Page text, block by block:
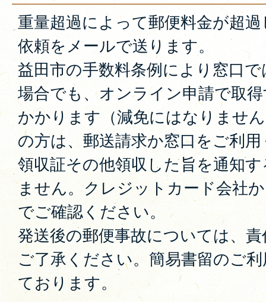
重量超過によって郵便料金が超
依頼をメールで送ります。
益田市の手数料条例により窓口
場合でも、オンライン申請で取
かかります（減免にはなりませ
の方は、郵送請求か窓口をご利
領収証その他領収した旨を通知
ません。クレジットカード会社
でご確認ください。
発送後の郵便事故については、
ご了承ください。簡易書留のご
ております。